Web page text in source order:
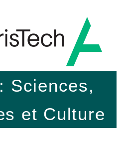
Sciences,
et Culture